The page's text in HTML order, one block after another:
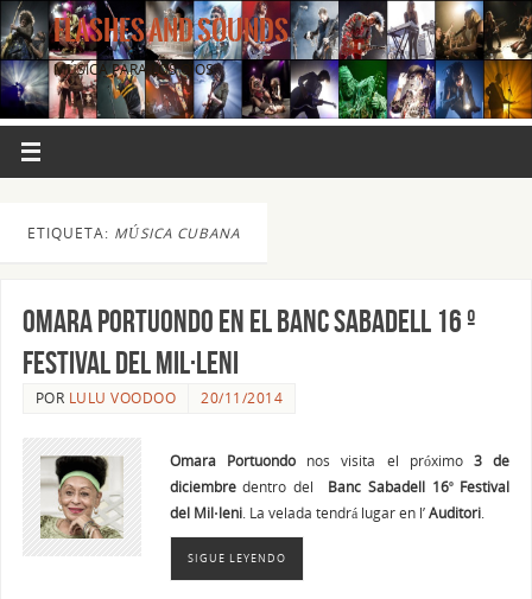
FLASHES AND SOUNDS
MÚSICA PARA LOS OJOS.
ETIQUETA: MÚSICA CUBANA
OMARA PORTUONDO en el Banc Sabadell 16 º
Festival del Mil·leni
POR LULU VOODOO 20/11/2014
Omara Portuondonos visita el próximo3 de
diciembredentro del Banc Sabadell 16º Festival
del Mil·leni. La velada tendrá lugar en l’Auditori.
SIGUE LEYENDO